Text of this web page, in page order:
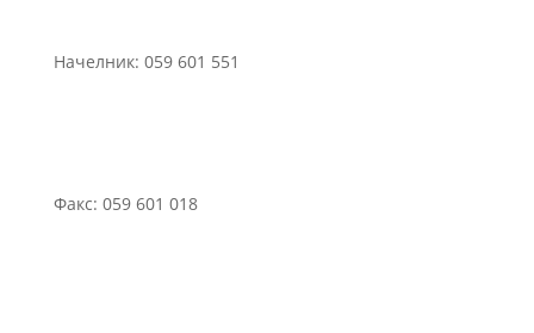
Начелник: 059 601 551
Факс: 059 601 018